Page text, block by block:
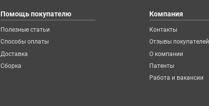
Помощь покупателю
Полезные статьи
Способы оплаты
Доставка
Сборка
Компания
Контакты
Отзывы покупателей
О компании
Патенты
Работа и вакансии